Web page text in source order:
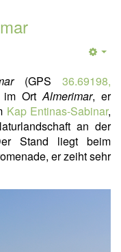
(GPS36.69198,
im OrtAlmerimar, er
Kap Entinas-Sabinar,
an der
Stand liegt beim
er zeiht sehr